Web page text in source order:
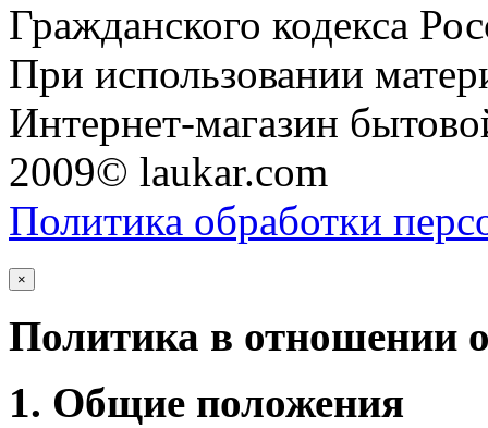
Гражданского кодекса
При использовании
Интернет-магазин
2009© laukar.com
Политика обработки
×
Политика в отношении
1. Общие положения